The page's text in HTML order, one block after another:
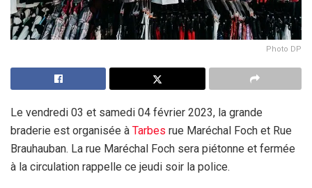
Photo DP
Le vendredi 03 et samedi 04 février 2023, la grande
braderie est organisée à Tarbes rue Maréchal Foch et Rue
Brauhauban. La rue Maréchal Foch sera piétonne et fermée
à la circulation rappelle ce jeudi soir la police.